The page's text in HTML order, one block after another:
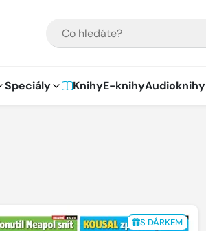
Speciály KnihyE-knihyAudioknihy
S DÁRKEM